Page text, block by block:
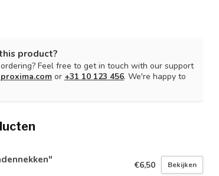
product?
Feel free to get in touch with our support
or +31 10 123 456. We're happy to
€6,50 Bekijken